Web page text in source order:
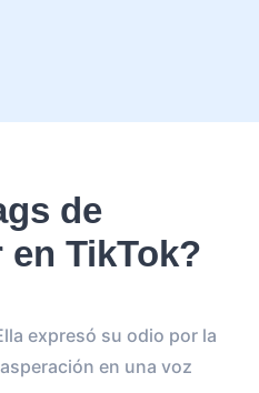
de
en TikTok?
expresó su odio por la
en una voz